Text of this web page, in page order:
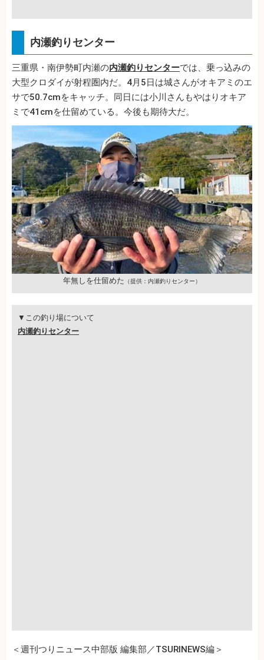
内瀬釣りセンター
三重県・南伊勢町内瀬の内瀬釣りセンターでは、乗っ込みの
大型クロダイが射程圏内だ。4月5日は城さんがオキアミのエ
サで50.7cmをキャッチ。同日には小川さんもやはりオキア
ミで41cmを仕留めている。今後も期待大だ。
年無しを仕留めた （提供：内瀬釣りセンター）
▼この釣り場について
内瀬釣りセンター
＜週刊つりニュース中部版 編集部／TSURINEWS編＞